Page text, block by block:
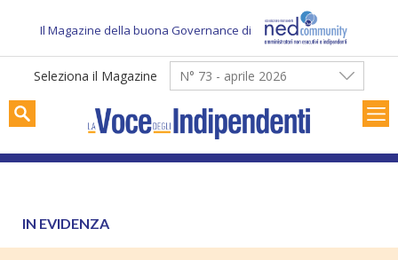
content
Il Magazine della buona Governance di
Seleziona il Magazine N° 73 - aprile 2026
IN EVIDENZA